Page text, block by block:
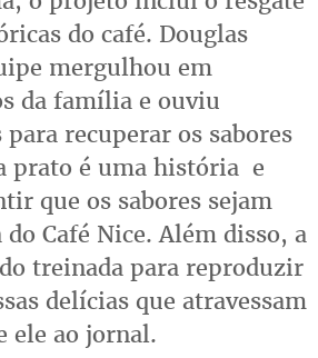
do café. Douglas
mergulhou em
da família e ouviu
recuperar os sabores
prato é uma história e
que os sabores sejam
Café Nice. Além disso, a
treinada para reproduzir
delícias que atravessam
ele ao jornal.